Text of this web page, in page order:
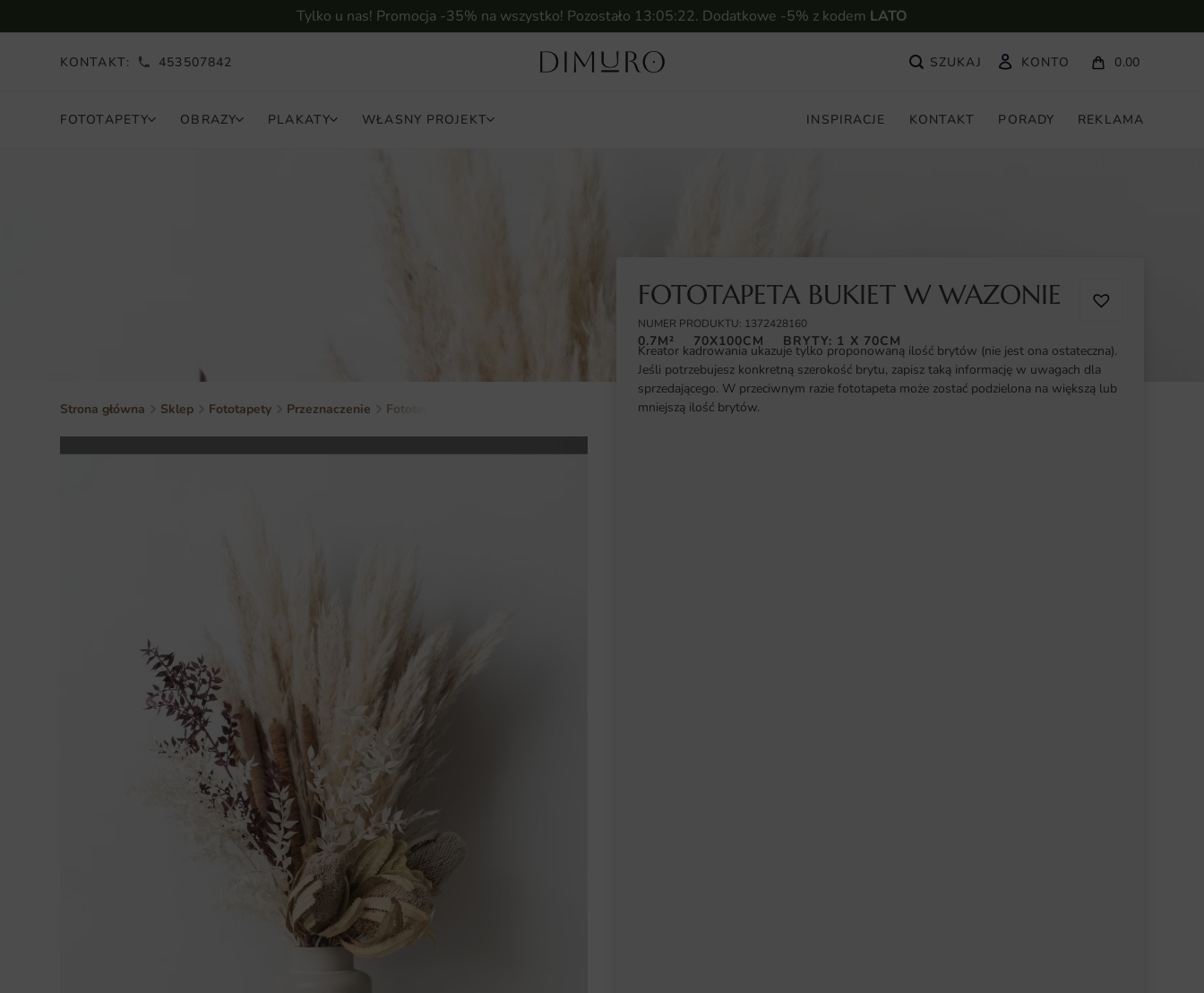
Tylko u nas! Promocja -35% na wszystko! Pozostało 13:05:21. Dodatkowe -5% z kodem LATO
KONTAKT: 453507842 KONTO 0.00
FOTOTAPETY OBRAZY PLAKATY WŁASNY PROJEKT INSPIRACJE KONTAKT PORADY REKLAMA
Strona główna Sklep Fototapety Przeznaczenie Fototapety do salonu Fototapeta Bukiet w Wazonie
FOTOTAPETA BUKIET W WAZONIE
NUMER PRODUKTU: 1372428160
0.7M² 70X100CM BRYTY: 1 X 70CM
Kreator kadrowania ukazuje tylko proponowaną ilość brytów (nie jest ona ostateczna).
Jeśli potrzebujesz konkretną szerokość brytu, zapisz taką informację w uwagach dla
sprzedającego. W przeciwnym razie fototapeta może zostać podzielona na większą lub
mniejszą ilość brytów.